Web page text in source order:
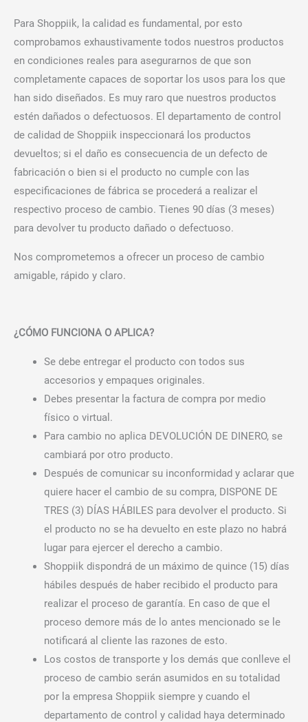
Para Shoppiik, la calidad es fundamental, por esto
comprobamos exhaustivamente todos nuestros productos
en condiciones reales para asegurarnos de que son
completamente capaces de soportar los usos para los que
han sido diseñados. Es muy raro que nuestros productos
estén dañados o defectuosos. El departamento de control
de calidad de Shoppiik inspeccionará los productos
devueltos; si el daño es consecuencia de un defecto de
fabricación o bien si el producto no cumple con las
especificaciones de fábrica se procederá a realizar el
respectivo proceso de cambio. Tienes 90 días (3 meses)
para devolver tu producto dañado o defectuoso.
Nos comprometemos a ofrecer un proceso de cambio
amigable, rápido y claro.
¿CÓMO FUNCIONA O APLICA?
Se debe entregar el producto con todos sus
accesorios y empaques originales.
Debes presentar la factura de compra por medio
físico o virtual.
Para cambio no aplica DEVOLUCIÓN DE DINERO, se
cambiará por otro producto.
Después de comunicar su inconformidad y aclarar que
quiere hacer el cambio de su compra, DISPONE DE
TRES (3) DÍAS HÁBILES para devolver el producto. Si
el producto no se ha devuelto en este plazo no habrá
lugar para ejercer el derecho a cambio.
Shoppiik dispondrá de un máximo de quince (15) días
hábiles después de haber recibido el producto para
realizar el proceso de garantía. En caso de que el
proceso demore más de lo antes mencionado se le
notificará al cliente las razones de esto.
Los costos de transporte y los demás que conlleve el
proceso de cambio serán asumidos en su totalidad
por la empresa Shoppiik siempre y cuando el
departamento de control y calidad haya determinado